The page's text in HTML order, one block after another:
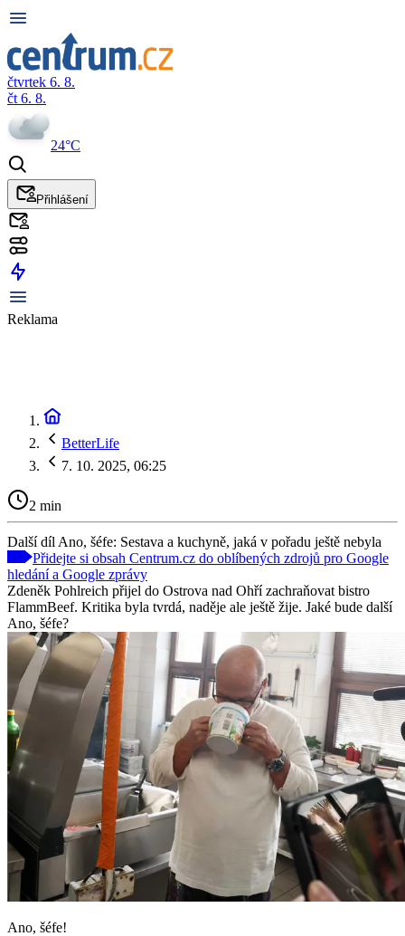
čtvrtek 6. 8.
čt 6. 8.
24°C
Přihlášení
Reklama
BetterLife
7. 10. 2025, 06:25
2 min
Další díl Ano, šéfe: Sestava a kuchyně, jaká v pořadu ještě nebyla
Přidejte si obsah Centrum.cz do oblíbených zdrojů pro Google
hledání a Google zprávy
Zdeněk Pohlreich přijel do Ostrova nad Ohří zachraňovat bistro
FlammBeef. Kritika byla tvrdá, naděje ale ještě žije. Jaké bude další
Ano, šéfe?
Ano, šéfe!